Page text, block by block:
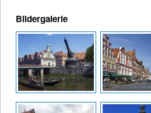
Bildergalerie